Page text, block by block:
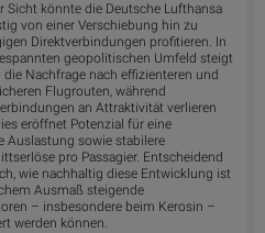
Sicht könnte die Deutsche Lufthansa
von einer Verschiebung hin zu
Direktverbindungen profitieren. In
geopolitischen Umfeld steigt
Nachfrage nach effizienteren und
Flugrouten, während
an Attraktivität verlieren
eröffnet Potenzial für eine
Auslastung sowie stabilere
pro Passagier. Entscheidend
wie nachhaltig diese Entwicklung ist
Ausmaß steigende
– insbesondere beim Kerosin –
werden können.